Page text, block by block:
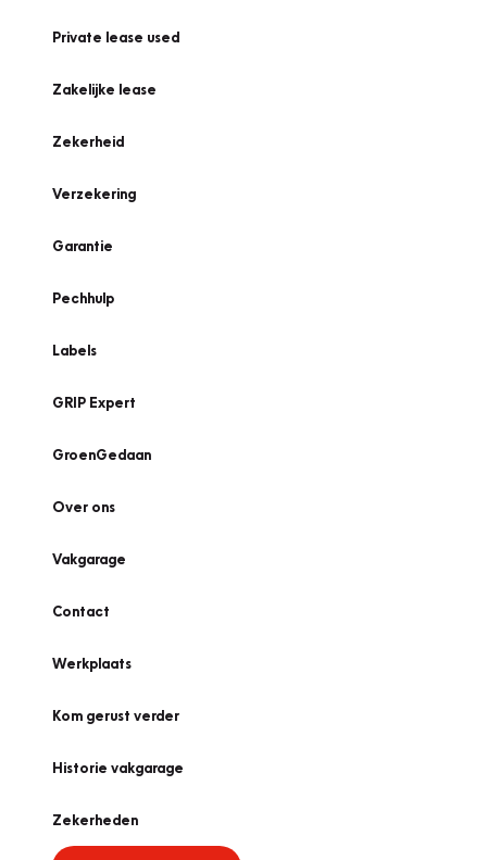
Private lease used
Zakelijke lease
Zekerheid
Verzekering
Garantie
Pechhulp
Labels
GRIP Expert
GroenGedaan
Over ons
Vakgarage
Contact
Werkplaats
Kom gerust verder
Historie vakgarage
Zekerheden